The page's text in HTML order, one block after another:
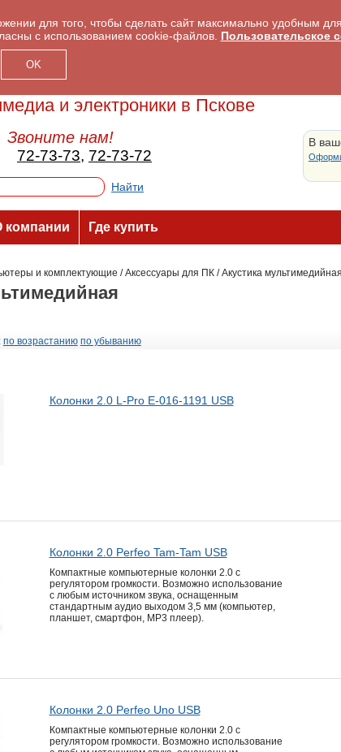
для того, чтобы сделать сайт максимально удобным
с использованием cookie-файлов. Пользовательское
OK
и электроники в Пскове
Звоните нам!
72-73-73, 72-73-72
В
компании Где купить
и комплектующие /Аксессуары для ПК/Акустика мультимедийная
по возрастанию по убыванию
Колонки 2.0 L-Pro E-016-1191 USB
Колонки 2.0 Perfeo Tam-Tam USB
Компактные компьютерные колонки 2.0 с
регулятором громкости. Возможно использование
с любым источником звука, оснащенным
стандартным аудио выходом 3,5 мм (компьютер,
планшет, смартфон, MP3 плеер).
Колонки 2.0 Perfeo Uno USB
Компактные компьютерные колонки 2.0 с
регулятором громкости. Возможно использование